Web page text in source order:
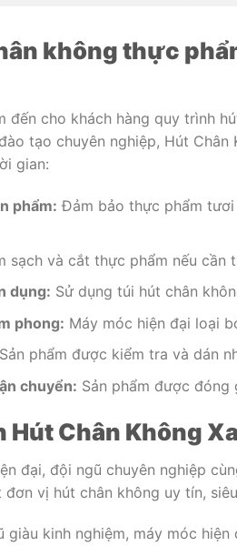
không thực
đến cho khách hàng quy trình
tạo chuyên nghiệp, Hút Chân
gian:
phẩm: Đảm bảo thực phẩm
sạch và cắt thực phẩm nếu cần
dụng: Sử dụng túi hút chân
phong: Máy móc hiện đại loại
Sản phẩm được kiểm tra và dán
chuyển: Sản phẩm được đóng
Hút Chân Không
đại, đội ngũ chuyên nghiệp
đơn vị hút chân không uy tín,
giàu kinh nghiệm, máy móc